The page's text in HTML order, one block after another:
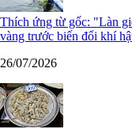
Thích ứng từ gốc: "Làn
vàng trước biến đổi khí
26/07/2026